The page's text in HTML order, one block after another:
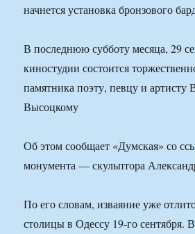
начнется установка бронзового
В последнюю субботу месяца, 29
киностудии состоится
памятника поэту, певцу и артисту
Высоцкому
Об этом сообщает «Думская» со
монумента — скульптора
По его словам, изваяние уже
столицы в Одессу 19-го сентября.